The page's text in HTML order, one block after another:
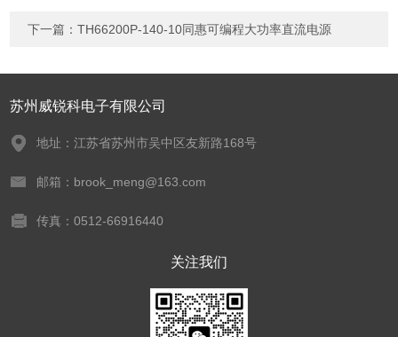
下一篇：TH66200P-140-10同惠可编程大功率直流电源
苏州威锐科电子有限公司
地址：江苏省苏州市吴中区友新路168号
邮箱：brook_meng@163.com
传真：0512-66916440
关注我们